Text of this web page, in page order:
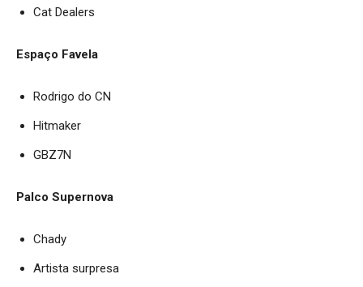
Cat Dealers
Espaço Favela
Rodrigo do CN
Hitmaker
GBZ7N
Palco Supernova
Chady
Artista surpresa